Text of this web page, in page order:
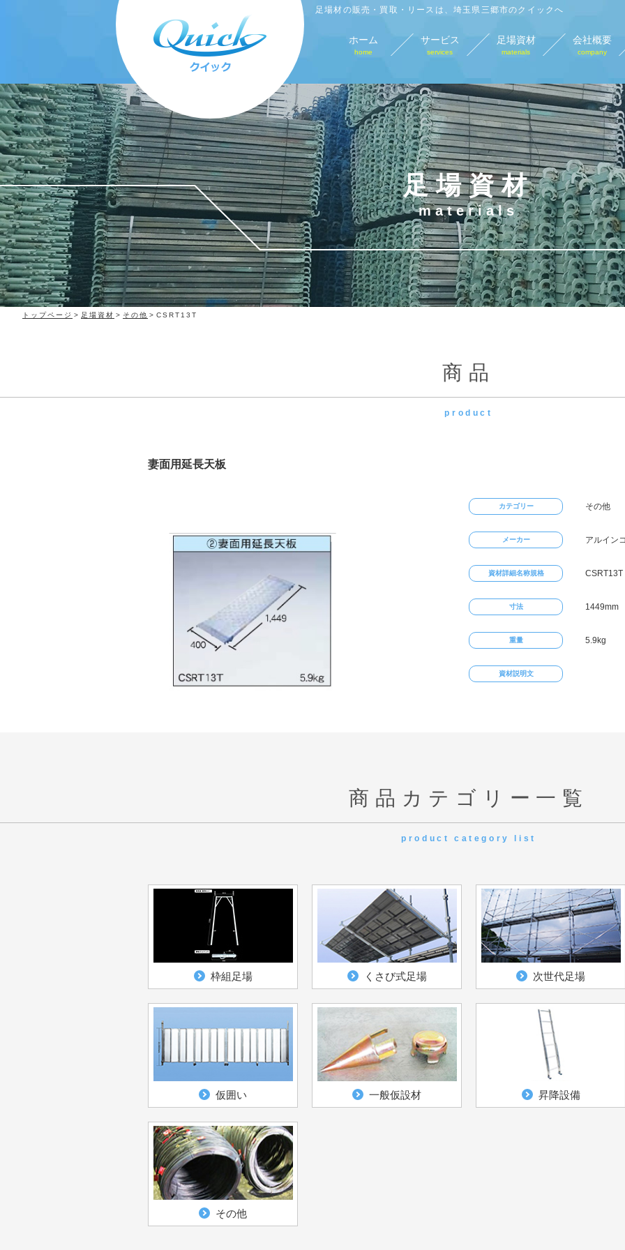
足場材の販売・買取・リースは、埼玉県三郷市のクイックへ
ホーム
home
サービス
services
足場材販売
sales
足場材買取
purchase
足場材リース
lease
仮
足場資材
materials
会社概要
company
足場資材
materials
トップページ 足場資材 その他 CSRT13T
商品
product
妻面用延長天板
カテゴリー その他
メーカー アルイン
資材詳細名称規格 CSRT13T
寸法 1449mm
重量 5.9kg
資材説明文
商品カテゴリー一覧
product category list
枠組足場 くさび式足場 次世代足場
仮囲い 一般仮設材 昇降設備
その他